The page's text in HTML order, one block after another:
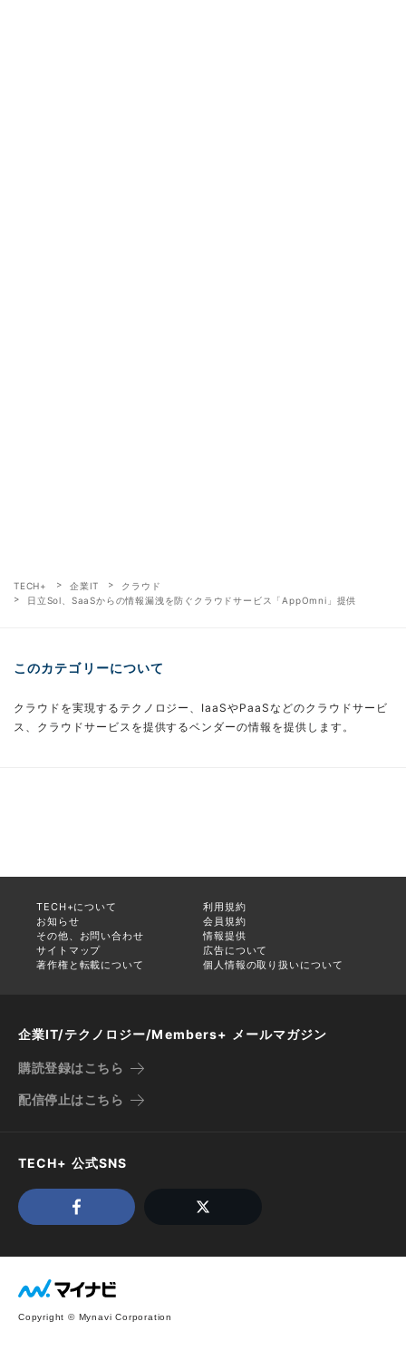
TECH+ 企業IT
クラウド
日立Sol、SaaSからの情報漏洩を防ぐクラウドサービス「AppOmni」提供
このカテゴリーについて
クラウドを実現するテクノロジー、IaaSやPaaSなどのクラウドサービ
ス、クラウドサービスを提供するベンダーの情報を提供します。
TECH+について
利用規約
お知らせ
会員規約
その他、お問い合わせ
情報提供
サイトマップ
広告について
著作権と転載について
個人情報の取り扱いについて
企業IT/テクノロジー/Members+ メールマガジン
購読登録はこちら
配信停止はこちら
TECH+ 公式SNS
Copyright © Mynavi Corporation